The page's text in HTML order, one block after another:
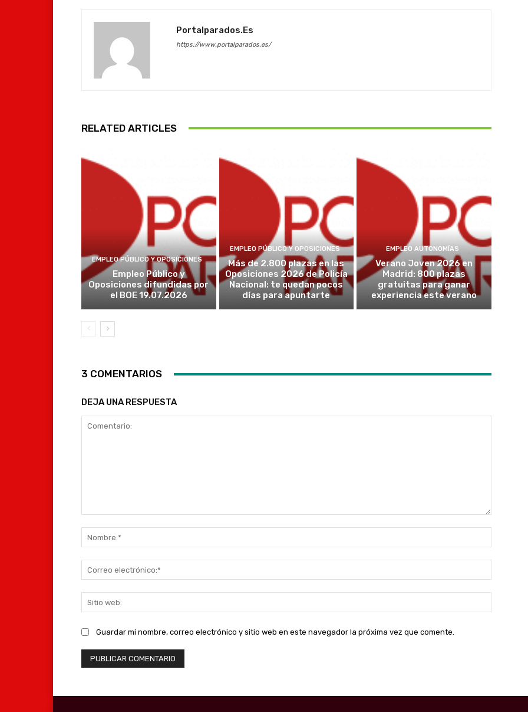
Portalparados.es
https://www.portalparados.es/
RELATED ARTICLES
EMPLEO PÚBLICO Y OPOSICIONES
Empleo Público y
Oposiciones difundidas por
el BOE 19.07.2026
EMPLEO PÚBLICO Y OPOSICIONES
Más de 2.800 plazas en las
Oposiciones 2026 de Policía
Nacional: te quedan pocos
días para apuntarte
EMPLEO AUTONOMÍAS
Verano Joven 2026 en
Madrid: 800 plazas
gratuitas para ganar
experiencia este verano
3 COMENTARIOS
DEJA UNA RESPUESTA
web:
Guardar mi nombre, correo electrónico y sitio web en este navegador la próxima vez que comente.